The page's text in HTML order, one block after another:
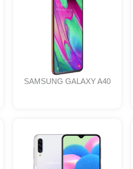
SAMSUNG GALAXY A40